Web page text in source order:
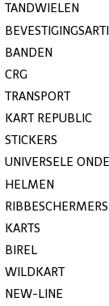
TANDWIELEN
BANDEN
CRG
TRANSPORT
KART REPUBLIC
STICKERS
UNIVERSELE
HELMEN
RIBBESCHERMERS
KARTS
BIREL
WILDKART
NEW-LINE